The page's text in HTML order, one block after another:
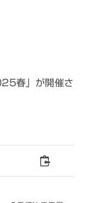
春」が開催さ